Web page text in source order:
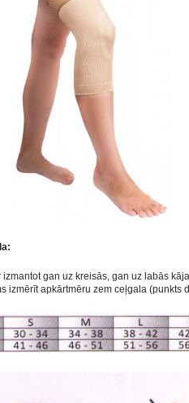
izmantot gan uz kreisās, gan uz labās
izmērīt apkārtmēru zem ceļgala (punkts